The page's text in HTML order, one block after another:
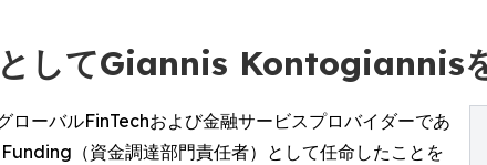
してGiannis Kontogiannis
ローバルFinTechおよび金融サービスプロバイダーであ
（資金調達部門責任者）として任命したことを